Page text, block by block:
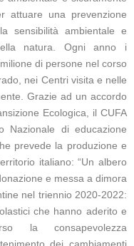
attuare una prevenzione
sensibilità ambientale e
natura. Ogni anno i
di persone nel corso
nei Centri visita e nelle
Grazie ad un accordo
Ecologica, il CUFA
Nazionale di educazione
prevede la produzione e
italiano: “Un albero
e messa a dimora
nel triennio 2020-2022:
che hanno aderito e
la consapevolezza